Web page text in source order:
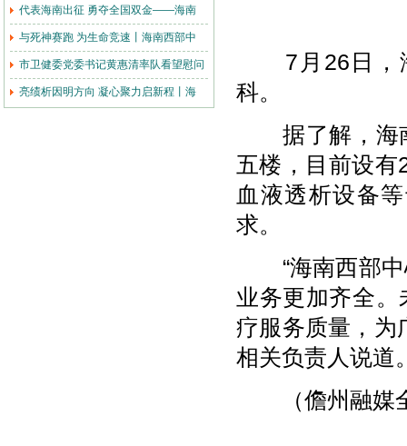
代表海南出征 勇夺全国双金——海南
与死神赛跑 为生命竞速丨海南西部中
市卫健委党委书记黄惠清率队看望慰问
亮绩析因明方向 凝心聚力启新程丨海
7月26日，海
科。
据了解，海南
五楼，目前设
血液透析设备
求。
“海南西部中
业务更加齐全
疗服务质量，为
相关负责人说道
（儋州融媒全